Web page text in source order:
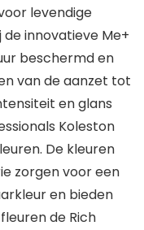
levendige
innovatieve Me+
beschermd en
van de aanzet tot
en glans
Koleston
De kleuren
zorgen voor een
en bieden
de Rich